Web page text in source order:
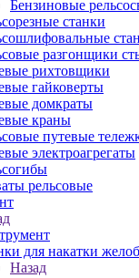
Бензиновые
станки
разгонщики
рихтовщики
гайковерты
домкраты
краны
путевые
электроагрегаты
рельсовые
для накатки
Назад